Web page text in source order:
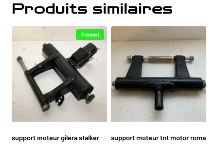
Produits similaires
Promo !
support moteur gilera stalker support moteur tnt motor roma